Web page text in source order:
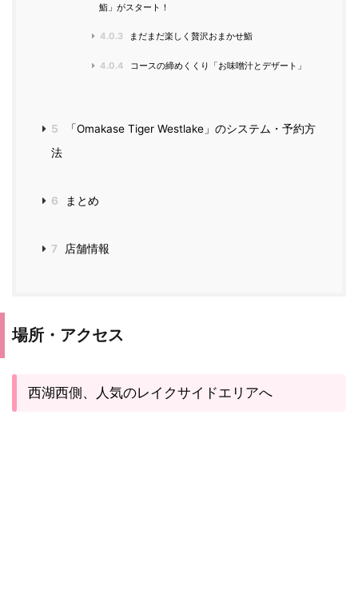
鮨」がスタート！
4.0.3 まだまだ楽しく贅沢おまかせ鮨
4.0.4 コースの締めくくり「お味噌汁とデザート」
5
「Omakase Tiger Westlake」のシステム・予約方
法
6 まとめ
7 店舗情報
場所・アクセス
西湖西側、人気のレイクサイドエリアへ